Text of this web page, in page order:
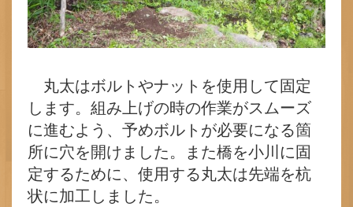
丸太はボルトやナットを使用して固定
します。組み上げの時の作業がスムーズ
に進むよう、予めボルトが必要になる箇
所に穴を開けました。また橋を小川に固
定するために、使用する丸太は先端を杭
状に加工しました。